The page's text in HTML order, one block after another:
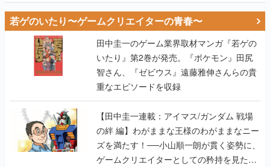
若ゲのいたり〜ゲームクリエイターの青春〜
田中圭一のゲーム業界取材マンガ『若ゲの
いたり』第2巻が発売。『ポケモン』田尻
智さん、『ゼビウス』遠藤雅伸さんらの貴
重なエピソードを収録
【田中圭一連載：アイマス/ガンダム 戦場
の絆 編】わがままな王様のわがままなニー
ズを満たす！──小山順一朗が貫く姿勢に、
ゲームクリエイターとしての矜持を見た